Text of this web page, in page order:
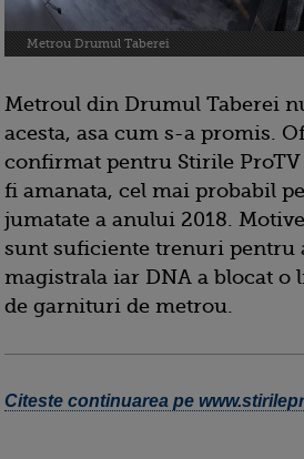
Metrou Drumul Taberei
Metroul din Drumul Taberei
acesta, asa cum s-a promis.
confirmat pentru Stirile
fi amanata, cel mai probabil
jumatate a anului 2018.
sunt suficiente trenuri pentru
magistrala iar DNA a blocat o
de garnituri de metrou.
Citeste continuarea pe